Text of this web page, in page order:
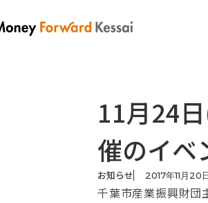
11月24
催のイベ
お知らせ 2017年11 月 20
千葉市産業振興財団